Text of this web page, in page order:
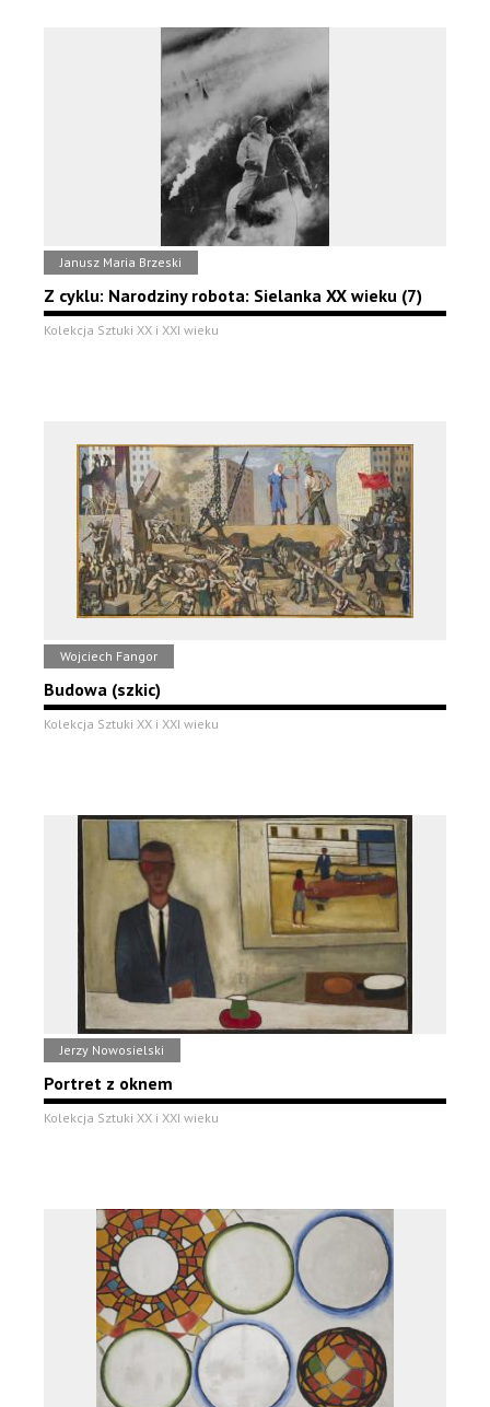
Janusz Maria Brzeski
Z cyklu: Narodziny robota: Sielanka XX wieku (7)
Kolekcja Sztuki XX i XXI wieku
Wojciech Fangor
Budowa (szkic)
Kolekcja Sztuki XX i XXI wieku
Jerzy Nowosielski
Portret z oknem
Kolekcja Sztuki XX i XXI wieku